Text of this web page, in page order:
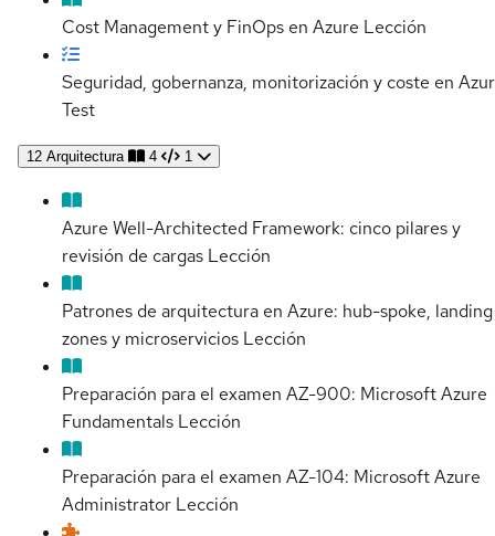
Cost Management y FinOps en Azure Lección
Seguridad, gobernanza, monitorización y coste en
Test
12 Arquitectura 4 1
Azure Well-Architected Framework: cinco pilares y
revisión de cargas Lección
Patrones de arquitectura en Azure: hub-spoke, landing
zones y microservicios Lección
Preparación para el examen AZ-900: Microsoft Azure
Fundamentals Lección
Preparación para el examen AZ-104: Microsoft Azure
Administrator Lección